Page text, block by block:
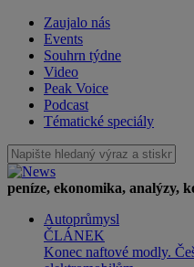
Zaujalo nás
Events
Souhrn týdne
Video
Peak Voice
Podcast
Tématické speciály
peníze, ekonomika, analýzy,
Autoprůmysl
ČLÁNEK
Konec naftové modly.